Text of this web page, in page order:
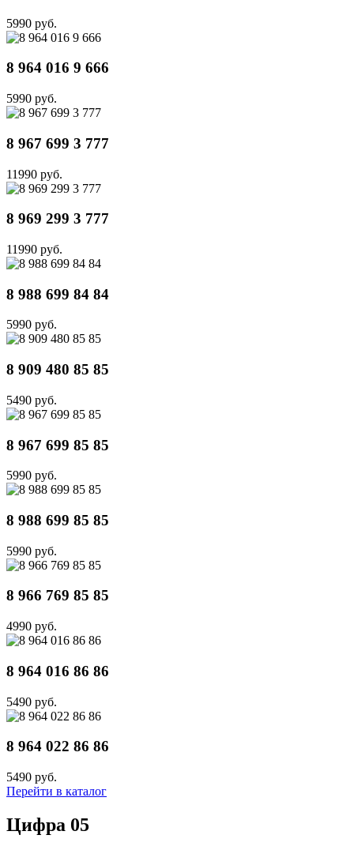
5990 руб.
8 964 016 9 666
5990 руб.
8 967 699 3 777
11990 руб.
8 969 299 3 777
11990 руб.
8 988 699 84 84
5990 руб.
8 909 480 85 85
5490 руб.
8 967 699 85 85
5990 руб.
8 988 699 85 85
5990 руб.
8 966 769 85 85
4990 руб.
8 964 016 86 86
5490 руб.
8 964 022 86 86
5490 руб.
Перейти в каталог
Цифра 05